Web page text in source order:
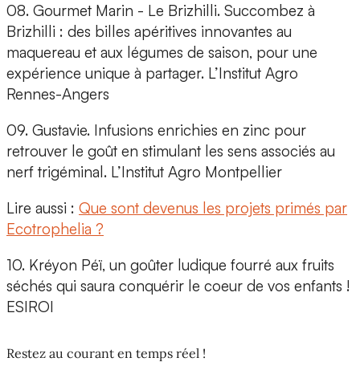
08. Gourmet Marin - Le Brizhilli. Succombez à
Brizhilli : des billes apéritives innovantes au
maquereau et aux légumes de saison, pour une
expérience unique à partager. L’Institut Agro
Rennes-Angers
09. Gustavie. Infusions enrichies en zinc pour
retrou­ver le goût en stimulant les sens associés au
nerf trigéminal. L’Institut Agro Montpellier
Lire aussi : Que sont devenus les projets primés par
Ecotrophelia ?
10. Kréyon Péï, un goûter ludique fourré aux fruits
séchés qui saura conquérir le coeur de vos enfants !
ESIROI
Restez au courant en temps réel !